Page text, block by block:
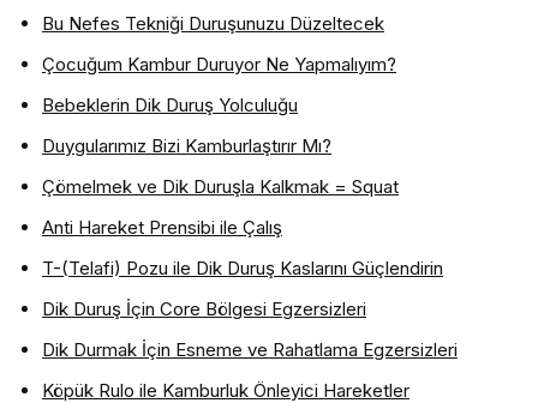
Bu Nefes Tekniği Duruşunuzu Düzeltecek
Çocuğum Kambur Duruyor Ne Yapmalıyım?
Bebeklerin Dik Duruş Yolculuğu
Duygularımız Bizi Kamburlaştırır Mı?
Çömelmek ve Dik Duruşla Kalkmak = Squat
Anti Hareket Prensibi ile Çalış
T-(Telafi) Pozu ile Dik Duruş Kaslarını Güçlendirin
Dik Duruş İçin Core Bölgesi Egzersizleri
Dik Durmak İçin Esneme ve Rahatlama Egzersizleri
Köpük Rulo ile Kamburluk Önleyici Hareketler